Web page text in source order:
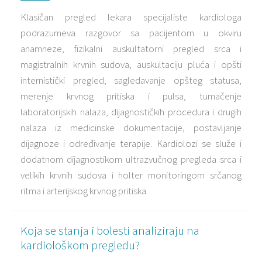
Klasičan pregled lekara specijaliste kardiologa
podrazumeva razgovor sa pacijentom u okviru
anamneze, fizikalni auskultatorni pregled srca i
magistralnih krvnih sudova, auskultaciju pluća i opšti
internistički pregled, sagledavanje opšteg statusa,
merenje krvnog pritiska i pulsa, tumačenje
laboratorijskih nalaza, dijagnostičkih procedura i drugih
nalaza iz medicinske dokumentacije, postavljanje
dijagnoze i određivanje terapije. Kardiolozi se služe i
dodatnom dijagnostikom ultrazvučnog pregleda srca i
velikih krvnih sudova i holter monitoringom srčanog
ritma i arterijskog krvnog pritiska.
Koja se stanja i bolesti analiziraju na
kardiološkom pregledu?